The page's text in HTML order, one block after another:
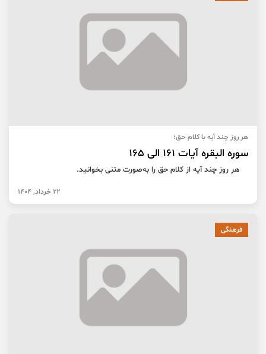
هر روز چند آیه با کلام حق؛
سوره البقره آیات 161 الی 165
هر روز چند آیه از کلام حق را به‌صورت متنی بخوانید.
22 خرداد, 1404
فرهنگی